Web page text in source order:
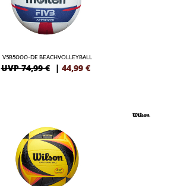
V5B5000-DE BEACHVOLLEYBALL
UVP 74,99 € | 44,99 €